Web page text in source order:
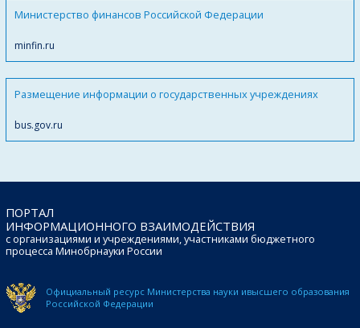
Министерство финансов Российской Федерации
minfin.ru
Размещение информации о государственных учреждениях
bus.gov.ru
ПОРТАЛ
ИНФОРМАЦИОННОГО ВЗАИМОДЕЙСТВИЯ
с организациями и учреждениями, участниками бюджетного
процесса Минобрнауки России
Официальный ресурс Министерства науки ивысшего образования
Российской Федерации